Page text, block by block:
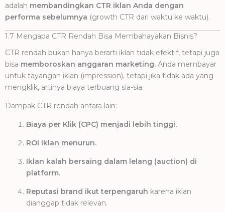
adalah membandingkan CTR iklan Anda dengan
performa sebelumnya (growth CTR dari waktu ke waktu).
1.7 Mengapa CTR Rendah Bisa Membahayakan Bisnis?
CTR rendah bukan hanya berarti iklan tidak efektif, tetapi juga
bisa memboroskan anggaran marketing. Anda membayar
untuk tayangan iklan (impression), tetapi jika tidak ada yang
mengklik, artinya biaya terbuang sia-sia.
Dampak CTR rendah antara lain:
Biaya per Klik (CPC) menjadi lebih tinggi.
ROI iklan menurun.
Iklan kalah bersaing dalam lelang (auction) di
platform.
Reputasi brand ikut terpengaruh karena iklan
dianggap tidak relevan.